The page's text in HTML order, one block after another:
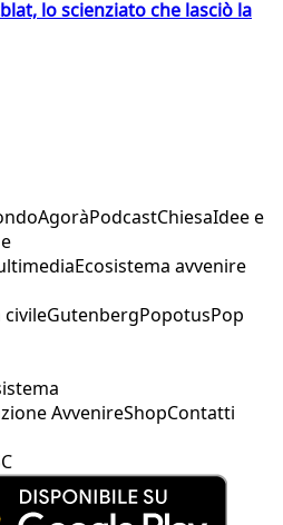
lo scienziato che lasciò la
AgoràPodcastChiesaIdee e
Ecosistema avvenire
civileGutenbergPopotusPop
AvvenireShopContatti